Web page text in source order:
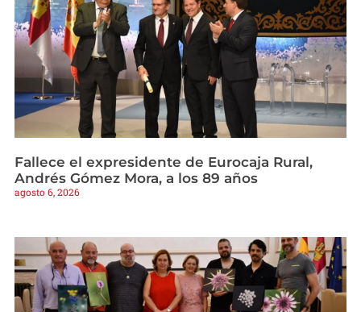
Fallece el expresidente de Eurocaja Rural,
Andrés Gómez Mora, a los 89 años
agosto 6, 2026